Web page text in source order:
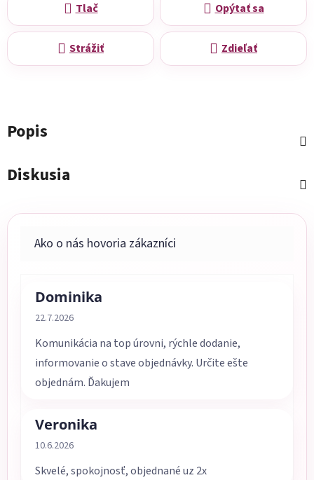
Tlač Opýtať sa
Strážiť Zdieľať
Popis
Diskusia
Dominika
Hodnotenie obchodu je 5 z 5 hviezdičiek.
22.7.2026
Komunikácia na top úrovni, rýchle dodanie,
informovanie o stave objednávky. Určite ešte
objednám. Ďakujem
Veronika
Hodnotenie obchodu je 5 z 5 hviezdičiek.
10.6.2026
Skvelé, spokojnosť, objednané uz 2x